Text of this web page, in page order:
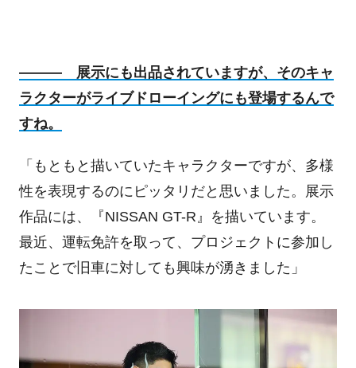
――― 展示にも出品されていますが、そのキャ
ラクターがライブドローイングにも登場するんで
すね。
「もともと描いていたキャラクターですが、多様
性を表現するのにピッタリだと思いました。展示
作品には、『NISSAN GT-R』を描いています。
最近、運転免許を取って、プロジェクトに参加し
たことで旧車に対しても興味が湧きました」